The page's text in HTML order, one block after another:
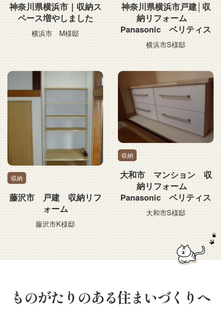
神奈川県横浜市｜収納ス
ペース増やしました
横浜市 M様邸
神奈川県横浜市戸建│収
納リフォーム
Panasonic ベリティス
横浜市S様邸
収納
藤沢市 戸建 収納リフ
ォーム
藤沢市K様邸
収納
大和市 マンション 収
納リフォーム
Panasonic ベリティス
大和市S様邸
ものがたりのある住まいづくりへ